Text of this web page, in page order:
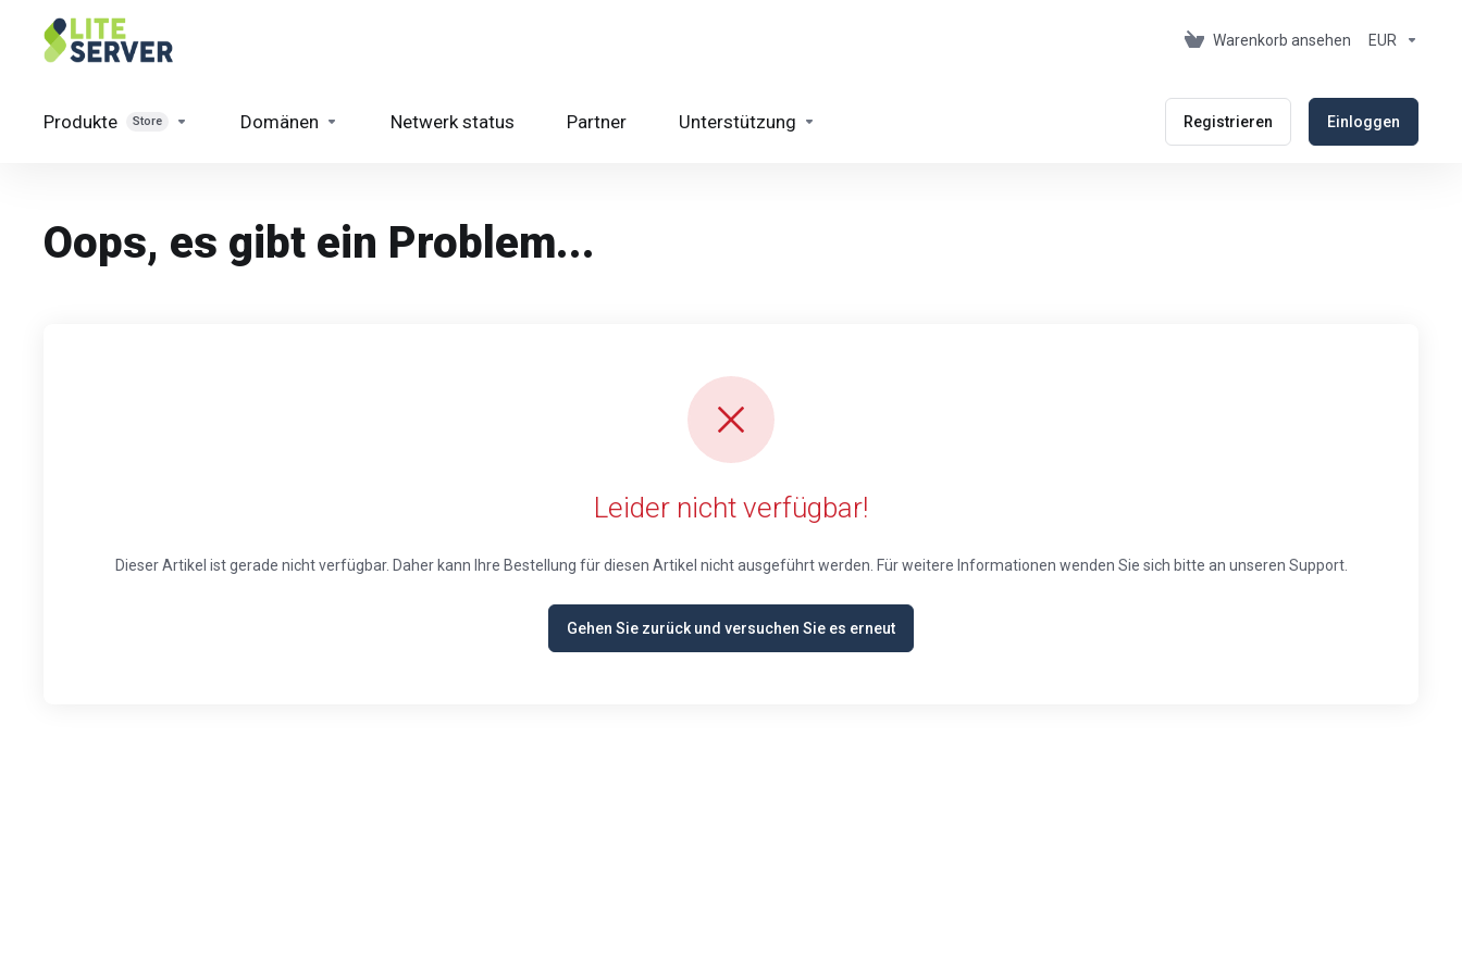
Warenkorb ansehen EUR
Produkte Store Domänen Netwerk status Partner Unterstützung Registrieren Einloggen
Oops, es gibt ein Problem...
Leider nicht verfügbar!
Dieser Artikel ist gerade nicht verfügbar. Daher kann Ihre Bestellung für diesen Artikel nicht ausgeführt werden. Für weitere Informationen wenden Sie sich bitte an unseren Support.
Gehen Sie zurück und versuchen Sie es erneut